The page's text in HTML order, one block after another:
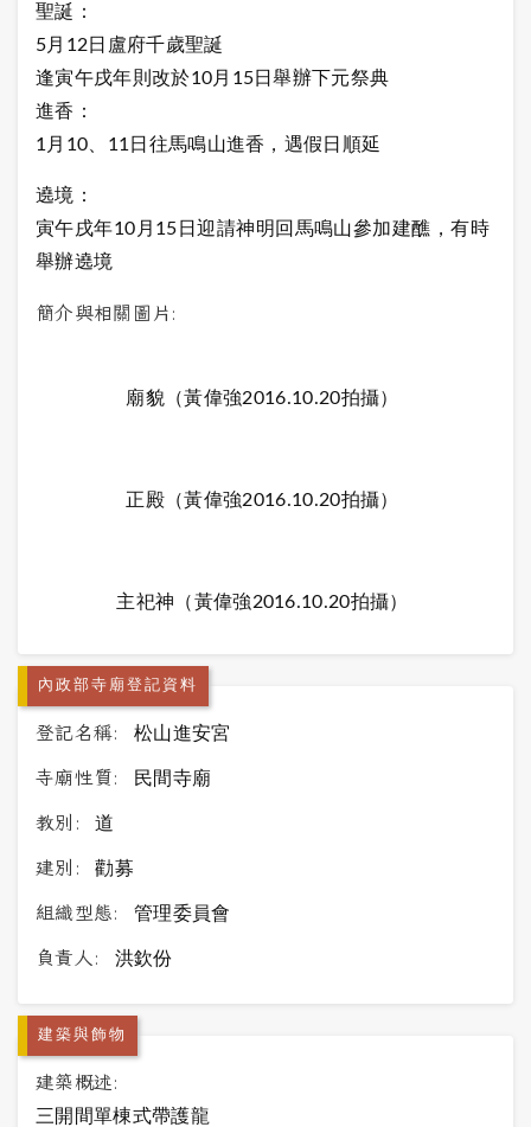
聖誕：
5月12日盧府千歲聖誕
逢寅午戌年則改於10月15日舉辦下元祭典
進香：
1月10、11日往馬鳴山進香，遇假日順延
遶境：
寅午戌年10月15日迎請神明回馬鳴山參加建醮，有時
舉辦遶境
簡介與相關圖片:
廟貌（黃偉強2016.10.20拍攝）
正殿（黃偉強2016.10.20拍攝）
主祀神（黃偉強2016.10.20拍攝）
內政部寺廟登記資料
登記名稱: 松山進安宮
寺廟性質: 民間寺廟
教別: 道
建別: 勸募
組織型態: 管理委員會
負責人: 洪欽份
建築與飾物
建築概述:
三開間單棟式帶護龍